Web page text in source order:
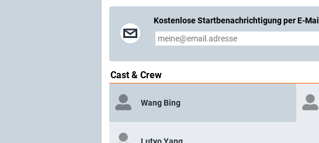
Kostenlose Startbenachrichtigung per E-Mail
Cast & Crew
Wang Bing